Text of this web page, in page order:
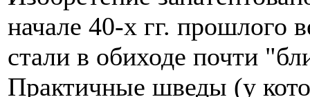
начале 40-х гг. прошлого
стали в обиходе почти
Практичные шведы (у